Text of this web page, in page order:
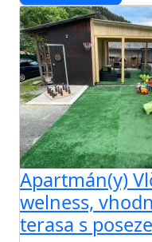
Apartmán(y)
welness,
terasa s